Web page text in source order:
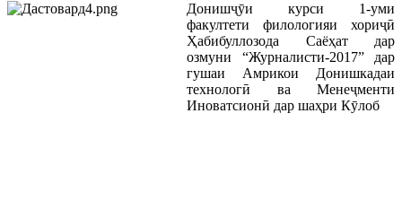
Донишҷӯи курси 1-уми
факултети филологияи хориҷӣ
Ҳабибуллозода Саёҳат дар
озмуни “Журналисти-2017” дар
гушаи Амрикои Донишкадаи
технологӣ ва Менеҷменти
Иноватсионӣ дар шаҳри Кӯлоб